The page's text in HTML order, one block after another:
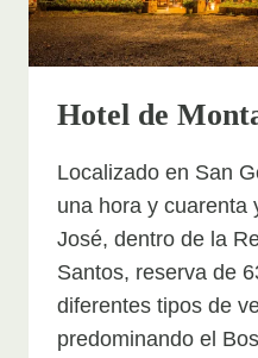
Hotel de
Localizado en San
una hora y cuarenta
José, dentro de la
Santos, reserva de
diferentes tipos de
predominando el